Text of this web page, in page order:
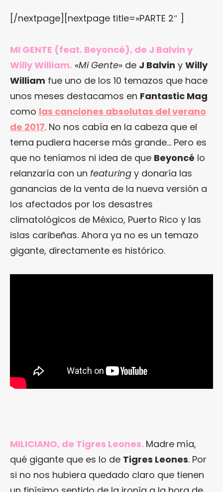
[/nextpage][nextpage title=»PARTE 2″ ]
MI GENTE (feat. Beyoncé), de J Balvin y
Willy William. «Mi Gente» de J Balvin y Willy
William fue uno de los 10 temazos que hace
unos meses destacamos en Fantastic Mag
como las canciones absolutas del verano
de 2017. No nos cabía en la cabeza que el
tema pudiera hacerse más grande… Pero es
que no teníamos ni idea de que Beyoncé lo
relanzaría con un featuring y donaría las
ganancias de la venta de la nueva versión a
los afectados por los desastres
climatológicos de México, Puerto Rico y las
islas caribeñas. Ahora ya no es un temazo
gigante, directamente es histórico.
MILICIANO, de Tigres Leones. Madre mía,
qué gigante que es lo de Tigres Leones. Por
si no nos hubiera quedado claro que tienen